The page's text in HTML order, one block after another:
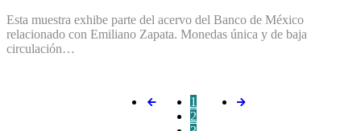
Esta muestra exhibe parte del acervo del Banco de México
relacionado con Emiliano Zapata. Monedas única y de baja
circulación…
1
2